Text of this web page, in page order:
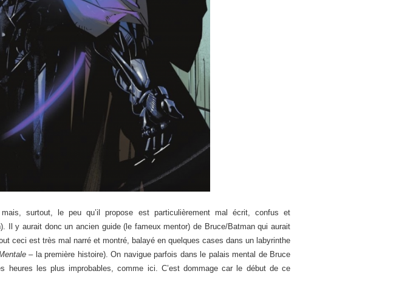
surtout, le peu qu’il propose est particulièrement mal écrit, confus et
y aurait donc un ancien guide (le fameux mentor) de Bruce/Batman qui aurait
ceci est très mal narré et montré, balayé en quelques cases dans un labyrinthe
– la première histoire). On navigue parfois dans le palais mental de Bruce
heures les plus improbables, comme ici. C’est dommage car le début de ce